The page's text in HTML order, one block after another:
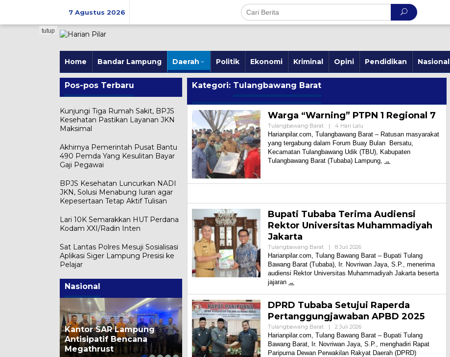
7 Agustus 2026
Home Bandar Lampung Daerah Politik Ekonomi Kriminal Opini Pendidikan Nasional
tutup
Pos-pos Terbaru
Kunjungi Tiga Rumah Sakit, BPJS
Kesehatan Pastikan Layanan JKN
Maksimal
Akhirnya Pemerintah Pusat Bantu
490 Pemda Yang Kesulitan Bayar
Gaji Pegawai
BPJS Kesehatan Luncurkan NADI
JKN, Solusi Menabung Iuran agar
Kepesertaan Tetap Aktif Tulisan
Lari 10K Semarakkan HUT Perdana
Kodam XXI/Radin Inten
Sat Lantas Polres Mesuji Sosialisasi
Aplikasi Siger Lampung Presisi ke
Pelajar
Nasional
Kantor SAR Lampung
Antisipatif Bencana
Megathrust
Pemerintah Diminta
Hentikan Efisiensi
Transfer ke Daerah
Jarnas Indo Resmi
DPR RI Sebut Presiden
Prabowo Dukung
Penertiban Angkutan
Petinggi Otorita IKN Asal
Lampung Mengundurkan
Kategori: Tulangbawang Barat
Warga “Warning” PTPN 1 Regional 7
Tulangbawang Barat | 4 Hari Lalu
Harian
Pilar
Harianpilar.com, Tulangbawang Barat – Ratusan masyarakat
yang tergabung dalam Forum Buay Bulan Bersatu,
Kecamatan Tulangbawang Udik (TBU), Kabupaten
Tulangbawang Barat (Tubaba) Lampung,
Bupati Tubaba Terima Audiensi
Rektor Universitas Muhammadiyah
Jakarta
Tulangbawang Barat | 8 Juli 2026Oleh
Harian
Pilar
Harianpilar.com, Tulang Bawang Barat – Bupati Tulang
Bawang Barat (Tubaba), Ir. Novriwan Jaya, S.P., menerima
audiensi Rektor Universitas Muhammadiyah Jakarta beserta
jajaran
DPRD Tubaba Setujui Raperda
Pertanggungjawaban APBD 2025
Tulangbawang Barat | 2 Juli 2026Oleh
Harian
Pilar
Harianpilar.com, Tulang Bawang Barat – Bupati Tulang
Bawang Barat, Ir. Novriwan Jaya, S.P., menghadiri Rapat
Paripurna Dewan Perwakilan Rakyat Daerah (DPRD)